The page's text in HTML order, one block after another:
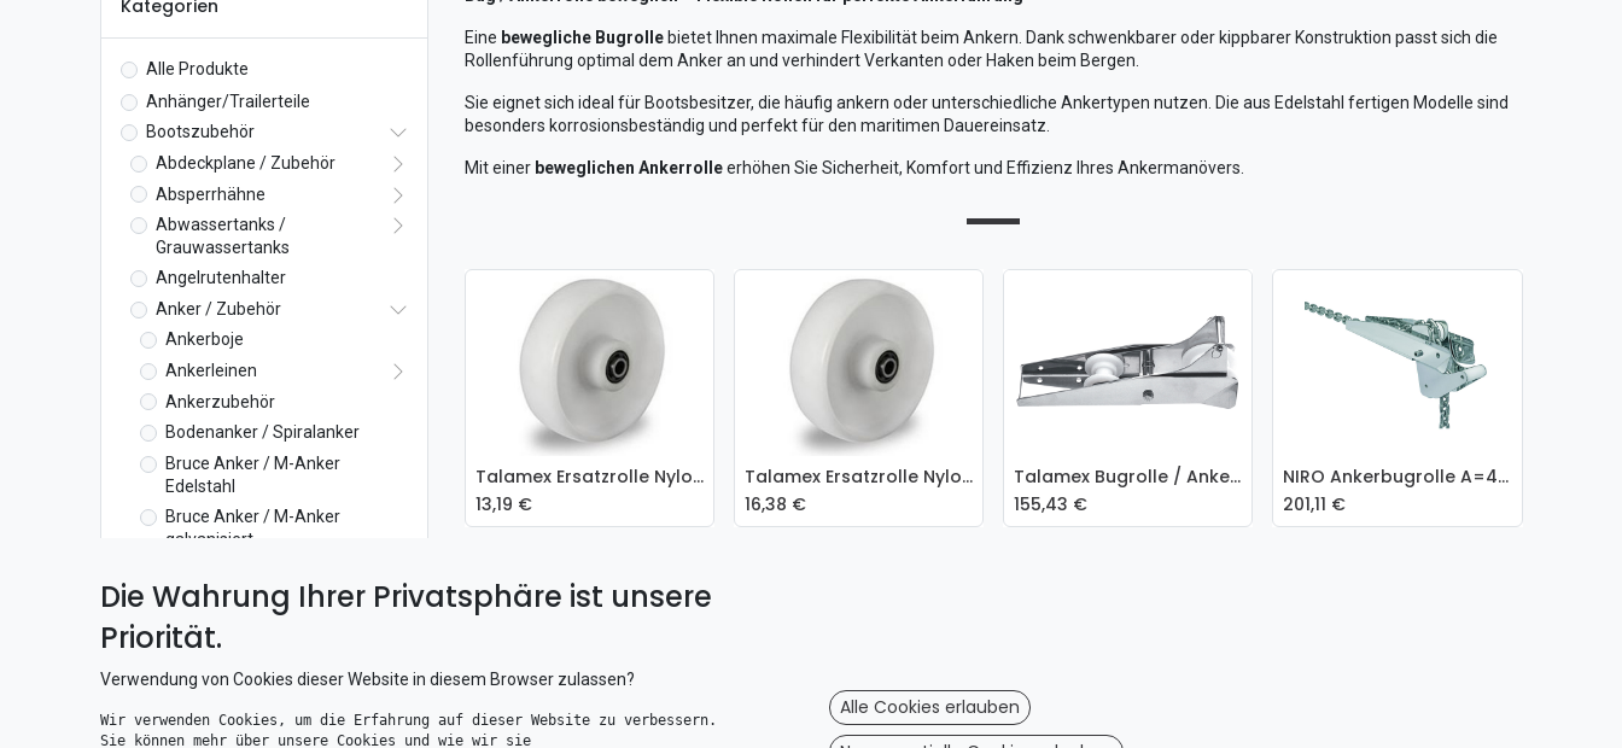
Kategorien
Alle Produkte
Anhänger/Trailerteile
Bootszubehör
Abdeckplane / Zubehör
Absperrhähne
Abwassertanks /
Grauwassertanks
Angelrutenhalter
Anker / Zubehör
Ankerboje
Ankerleinen
Ankerzubehör
Bodenanker / Spiralanker
Bruce Anker / M-Anker
Edelstahl
Bruce Anker / M-Anker
galvanisiert
Bug / Ankerrolle
Bug / Ankerrolle beweglich
DC Anker
Eine bewegliche Bugrollebietet Ihnen maximale Flexibilität beim Ankern. Dank schwenkbarer oder kippbarer Konstruktion passt sich die
Rollenführung optimal dem Anker an und verhindert Verkanten oder Haken beim Bergen.
Sie eignet sich ideal für Bootsbesitzer, die häufig ankern oder unterschiedliche Ankertypen nutzen. Die aus Edelstahl fertigen Modelle sind
besonders korrosionsbeständig und perfekt für den maritimen Dauereinsatz.
Mit einer beweglichen Ankerrolleerhöhen Sie Sicherheit, Komfort und Effizienz Ihres Ankermanövers.
In den Warenkorb
Talamex Ersatzrolle Nylon klein für bewegliche Bugrolle 60 x 49mm
13,19 €
Talamex Ersatzrolle Nylon groß für bewegliche Bugrolle 85 x 49mm
16,38 €
In den Warenkorb
Talamex Bugrolle / Ankerrolle beweglich 333 x 92 mm
155,43 €
NIRO Ankerbugrolle A=400mm B=80mm C=80mm ( kippbar bis 15 0kg )
201,11 €
Die Wahrung Ihrer Privatsphäre ist unsere
Priorität.
Verwendung von Cookies dieser Website in diesem Browser zulassen?
Wir verwenden Cookies, um die Erfahrung auf dieser Website zu verbessern.
Sie können mehr über unsere Cookies und wie wir sie
Alle Cookies erlauben